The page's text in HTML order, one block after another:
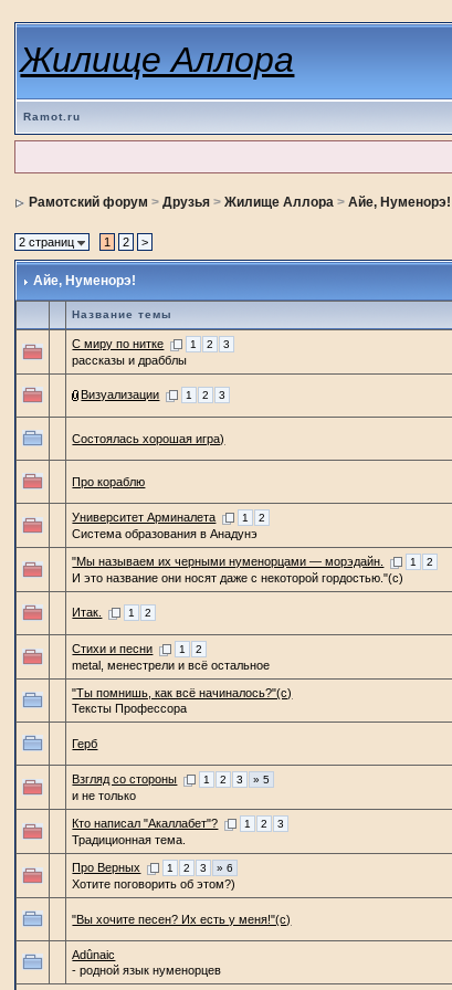
Жилище Аллора
Ramot.ru
Рамотский форум >Друзья >Жилище Аллора >Айе, Нуменорэ!
2 страниц 1 2 >
Айе, Нуменорэ!
Название темы
С миру по нитке 1 2 3
рассказы и драбблы
Визуализации 1 2 3
Состоялась хорошая игра)
Про кораблю
Университет Арминалета 1 2
Система образования в Анадунэ
"Мы называем их черными нуменорцами — морэдайн. 1 2
И это название они носят даже с некоторой гордостью."(с)
Итак. 1 2
Стихи и песни 1 2
metal, менестрели и всё остальное
"Ты помнишь, как всё начиналось?"(с)
Тексты Профессора
Герб
Взгляд со стороны 1 2 3 » 5
и не только
Кто написал "Акаллабет"? 1 2 3
Традиционная тема.
Про Верных 1 2 3 » 6
Хотите поговорить об этом?)
"Вы хочите песен? Их есть у меня!"(с)
Adûnaic
- родной язык нуменорцев